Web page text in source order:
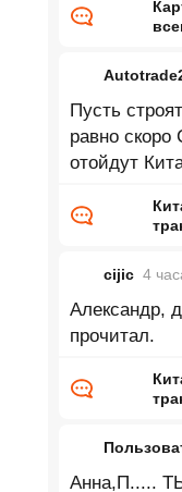
Пусть
равно
отойдут
cijic 4
Александр,
прочитал.
Анна,П.....